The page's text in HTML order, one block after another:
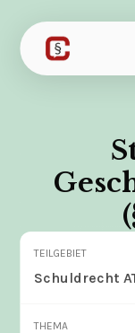
TEILGEBIET
Schuldrecht
THEMA